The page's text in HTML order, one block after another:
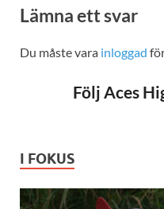
Lämna ett svar
Du måste vara inloggad
Följ Aces
I FOKUS